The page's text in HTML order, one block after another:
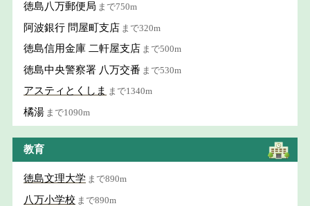
徳島八万郵便局 まで750m
阿波銀行 問屋町支店 まで320m
徳島信用金庫 二軒屋支店 まで500m
徳島中央警察署 八万交番 まで530m
アスティとくしま まで1340m
橘湯 まで1090m
教育
徳島文理大学 まで890m
八万小学校 まで890m